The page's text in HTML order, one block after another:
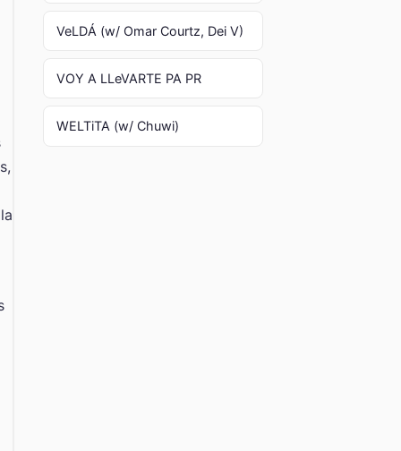
VeLDÁ (w/ Omar Courtz, Dei V)
VOY A LLeVARTE PA PR
WELTiTA (w/ Chuwi)